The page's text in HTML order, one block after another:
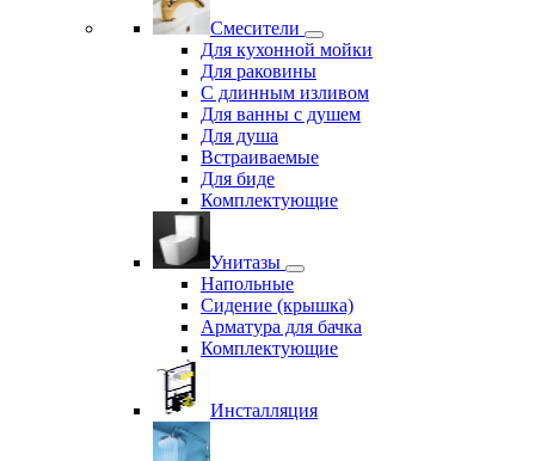
Смесители
Для кухонной мойки
Для раковины
С длинным изливом
Для ванны с душем
Для душа
Встраиваемые
Для биде
Комплектующие
Унитазы
Напольные
Сидение (крышка)
Арматура для бачка
Комплектующие
Инсталляция